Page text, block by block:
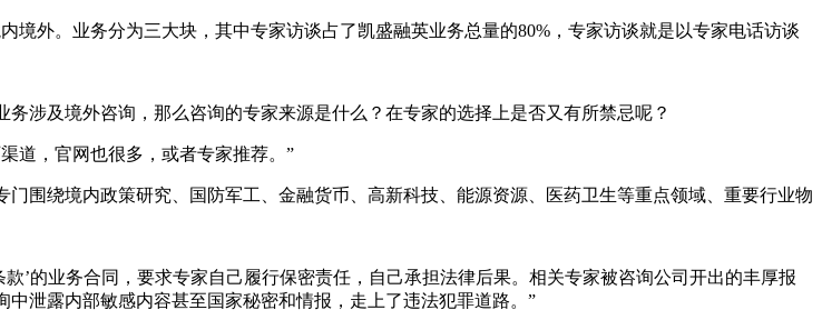
外。业务分为三大块，其中专家访谈占了凯盛融英业务总量的80%，专家访谈就是以专家电话访谈
及境外咨询，那么咨询的专家来源是什么？在专家的选择上是否又有所禁忌呢？
道，官网也很多，或者专家推荐。”
绕境内政策研究、国防军工、金融货币、高新科技、能源资源、医药卫生等重点领域、重要行业物
的业务合同，要求专家自己履行保密责任，自己承担法律后果。相关专家被咨询公司开出的丰厚报
泄露内部敏感内容甚至国家秘密和情报，走上了违法犯罪道路。”